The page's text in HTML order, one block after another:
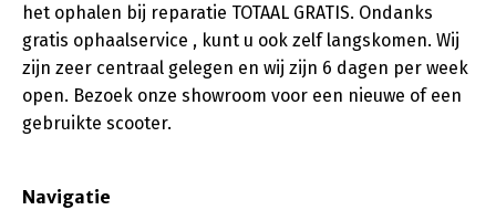
het ophalen bij reparatie TOTAAL GRATIS. Ondanks
gratis ophaalservice , kunt u ook zelf langskomen. Wij
zijn zeer centraal gelegen en wij zijn 6 dagen per week
open. Bezoek onze showroom voor een nieuwe of een
gebruikte scooter.
Navigatie